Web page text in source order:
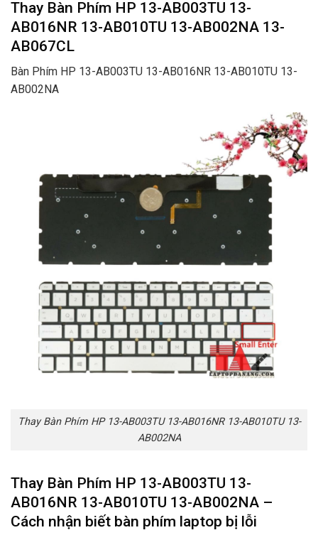
Thay Bàn Phím HP 13-AB003TU 13-
AB016NR 13-AB010TU 13-AB002NA 13-
AB067CL
Bàn Phím HP 13-AB003TU 13-AB016NR 13-AB010TU 13-
AB002NA
Thay Bàn Phím HP 13-AB003TU 13-AB016NR 13-AB010TU 13-
AB002NA
Thay Bàn Phím HP 13-AB003TU 13-
AB016NR 13-AB010TU 13-AB002NA –
Cách nhận biết bàn phím laptop bị lỗi